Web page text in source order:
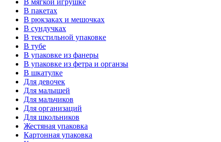
В пакетах
В рюкзаках и мешочках
В сундучках
В текстильной упаковке
В тубе
В упаковке из фанеры
В упаковке из фетра и органзы
В шкатулке
Для девочек
Для малышей
Для мальчиков
Для организаций
Для школьников
Жестяная упаковка
Картонная упаковка